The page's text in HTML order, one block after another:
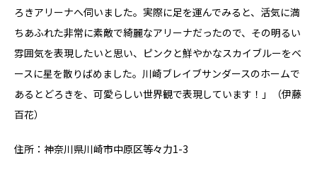
ろきアリーナへ伺いました。実際に足を運んでみると、活気に満
ちあふれた非常に素敵で綺麗なアリーナだったので、その明るい
雰囲気を表現したいと思い、ピンクと鮮やかなスカイブルーをベ
ースに星を散りばめました。川崎ブレイブサンダースのホームで
あるとどろきを、可愛らしい世界観で表現しています！」（伊藤
百花）
住所：神奈川県川崎市中原区等々力1-3